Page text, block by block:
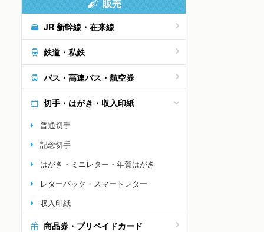
販売
JR 新幹線・在来線
鉄道・私鉄
バス・高速バス・航空券
切手・はがき・収入印紙
普通切手
記念切手
はがき・ミニレター・年賀はがき
レターパック・スマートレター
収入印紙
商品券・プリペイドカード